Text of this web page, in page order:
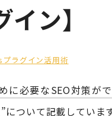
ン】
ラグイン活用術
に必要なSEO対策が
について記載していま